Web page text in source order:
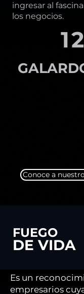
ingresar al
los negocios.
Conoce a
FUEGO
DE VIDA
Es un
empresarios